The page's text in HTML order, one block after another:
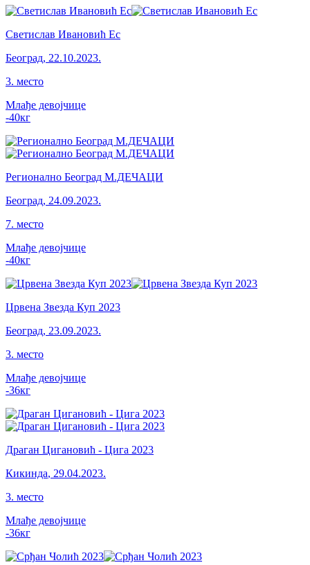
Светислав Ивановић Ес
Београд, 22.10.2023.
3. место
Млађе девојчице
-40кг
Регионално Београд М.ДЕЧАЦИ
Београд, 24.09.2023.
7. место
Млађе девојчице
-40кг
Црвена Звезда Куп 2023
Београд, 23.09.2023.
3. место
Млађе девојчице
-36кг
Драган Цигановић - Цига 2023
Кикинда, 29.04.2023.
3. место
Млађе девојчице
-36кг